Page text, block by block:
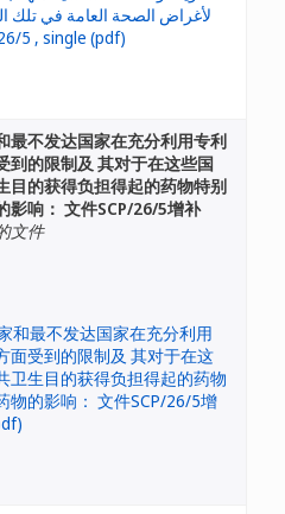
最不发达国家在充分利用专利
到的限制及 其对于在这些国
目的获得负担得起的药物特别
影响： 文件SCP/26/5增补
文件